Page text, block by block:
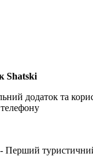
Shatski
додаток та
Перший